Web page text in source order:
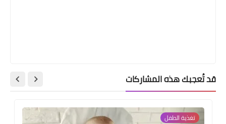
قد تُعجبك هذه المشاركات
تغذية الطفل